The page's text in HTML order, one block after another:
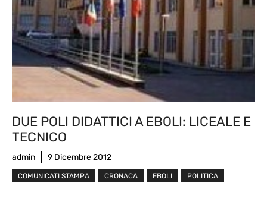
DUE POLI DIDATTICI A EBOLI: LICEALE E
TECNICO
admin 9 Dicembre 2012
COMUNICATI STAMPA CRONACA EBOLI POLITICA